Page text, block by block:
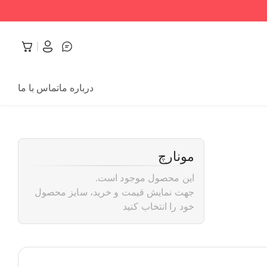
درباره ماتماس با ما
مونارچ
این محصول موجود است.
جهت نمایش قیمت و خرید، سایز محصول
خود را انتخاب کنید